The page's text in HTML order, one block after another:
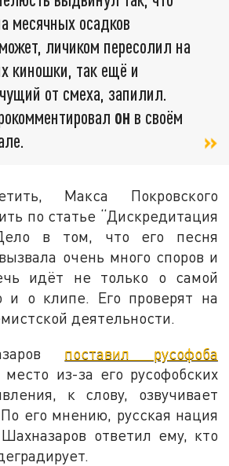
месячных осадков
личиком пересолил на
киношки, так ещё и
от смеха, запилил.
он в своём
Макса Покровского
по статье “Дискредитация
в том, что его песня
очень много споров и
идёт не только о самой
и о клипе. Его проверят на
деятельности.
поставил русофоба
место из-за его русофобских
к слову, озвучивает
его мнению, русская нация
Шахназаров ответил ему, кто